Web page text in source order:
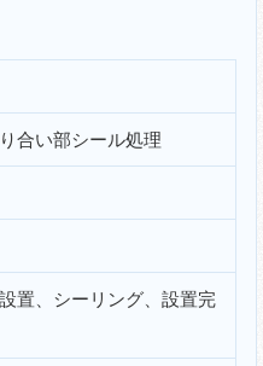
合い部シール処理
置、シーリング、設置完